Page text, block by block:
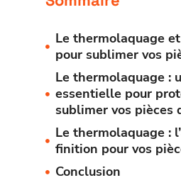
Le thermolaquage
pour sublimer vos
Le thermolaquage :
essentielle pour
sublimer vos pièces
Le thermolaquage :
finition pour vos
Conclusion